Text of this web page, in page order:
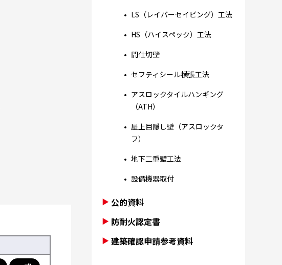
LS（レイバーセイビング）工法
HS（ハイスペック）工法
間仕切壁
セフティシール横張工法
アスロックタイルハンギング
（ATH）
屋上目隠し壁（アスロックタ
フ）
地下二重壁工法
設備機器取付
公的資料
防耐火認定書
建築確認申請参考資料